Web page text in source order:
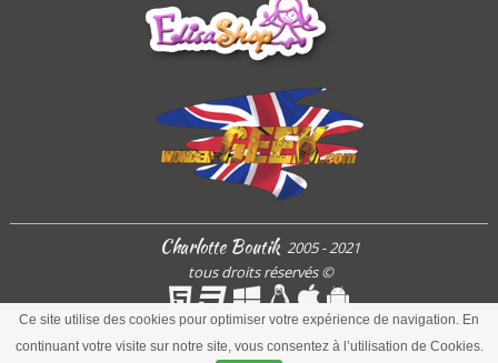
Ce site utilise des cookies pour optimiser votre expérience de navigation. En
continuant votre visite sur notre site, vous consentez à l’utilisation de Cookies.
Charlotte Boutik 2005 - 2021
tous droits réservés©